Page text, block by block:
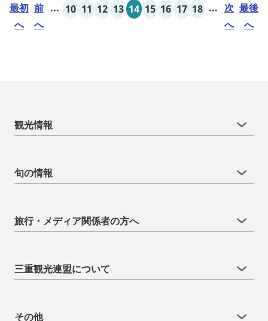
用頂け...
最初
へ
前
へ
... 10 11 12 13 14 15 16 17 18 ... 次
へ
最後
へ
観光情報
旬の情報
旅行・メディア関係者の方へ
三重観光連盟について
その他